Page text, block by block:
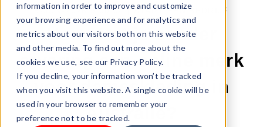
information in order to improve and customize
your browsing experience and for analytics and
metrics about our visitors both on this website
and other media. To find out more about the
cookies we use, see our Privacy Policy.
If you decline, your information won’t be tracked
when you visit this website. A single cookie will be
used in your browser to remember your
preference not to be tracked.
8-JUN-2026 9:00:04 |START EEN BEDRIJF
Hoe start je zonder
ervaring een online merk
voor dameskleding in
Australië?